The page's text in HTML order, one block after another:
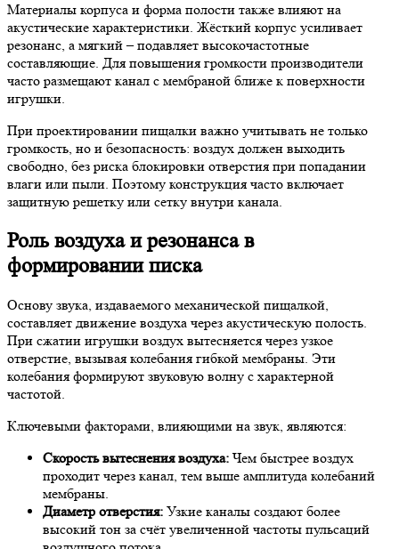
Материалы корпуса и форма полости также влияют на
акустические характеристики. Жёсткий корпус усиливает
резонанс, а мягкий – подавляет высокочастотные
составляющие. Для повышения громкости производители
часто размещают канал с мембраной ближе к поверхности
игрушки.
При проектировании пищалки важно учитывать не только
громкость, но и безопасность: воздух должен выходить
свободно, без риска блокировки отверстия при попадании
влаги или пыли. Поэтому конструкция часто включает
защитную решетку или сетку внутри канала.
Роль воздуха и резонанса в
формировании писка
Основу звука, издаваемого механической пищалкой,
составляет движение воздуха через акустическую полость.
При сжатии игрушки воздух вытесняется через узкое
отверстие, вызывая колебания гибкой мембраны. Эти
колебания формируют звуковую волну с характерной
частотой.
Ключевыми факторами, влияющими на звук, являются:
Скорость вытеснения воздуха: Чем быстрее воздух
проходит через канал, тем выше амплитуда колебаний
мембраны.
Диаметр отверстия: Узкие каналы создают более
высокий тон за счёт увеличенной частоты пульсаций